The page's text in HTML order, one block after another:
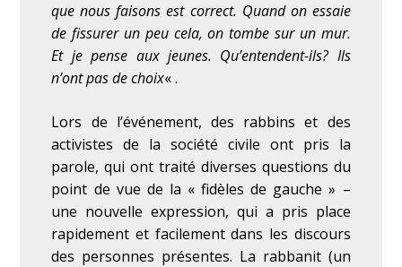
que nous faisons est correct. Quand on essaie
de fissurer un peu cela, on tombe sur un mur.
Et je pense aux jeunes. Qu’entendent-ils? Ils
n’ont pas de choix« .
Lors de l’événement, des rabbins et des
activistes de la société civile ont pris la
parole, qui ont traité diverses questions du
point de vue de la « fidèles de gauche » –
une nouvelle expression, qui a pris place
rapidement et facilement dans les discours
des personnes présentes. La rabbanit (un